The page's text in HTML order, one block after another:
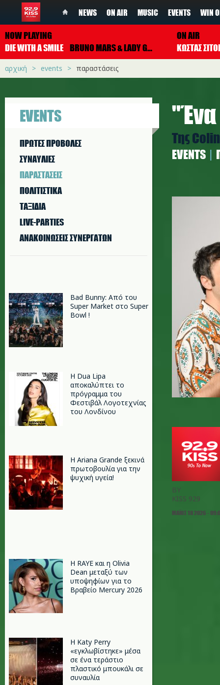
NEWS ON AIR MUSIC EVENTS WIN
NOW PLAYING
DIE WITH A SMILE BRUNO MARS & LADY GAGA
ON AIR
ΚΩΣΤΑΣ
αρχική events παραστάσεις
EVENTS
ΠΡΩΤΕΣ ΠΡΟΒΟΛΕΣ
ΣΥΝΑΥΛΙΕΣ
ΠΑΡΑΣΤAΣΕΙΣ
ΠΟΛΙΤΙΣΤΙΚA
ΤΑΞΙΔΙΑ
LIVE-PARTIES
ΑΝΑΚΟΙΝΩΣΕΙΣ ΣΥΝΕΡΓΑΤΩΝ
Bad Bunny: Από του
Super Market στο Super
Bowl !
Η Dua Lipa
αποκαλύπτει το
πρόγραμμα του
Φεστιβάλ Λογοτεχνίας
του Λονδίνου
Η Ariana Grande ξεκινά
πρωτοβουλία για την
ψυχική υγεία!
Η RAYE και η Olivia
Dean μεταξύ των
υποψηφίων για το
Βραβείο Mercury 2026
H Katy Perry
«εγκλωβίστηκε» μέσα
σε ένα τεράστιο
πλαστικό μπουκάλι σε
συναυλία
''Ένα
Της
EVENTS
BY
KISS 929
ΜΆΙΟΣ 18 2026 -